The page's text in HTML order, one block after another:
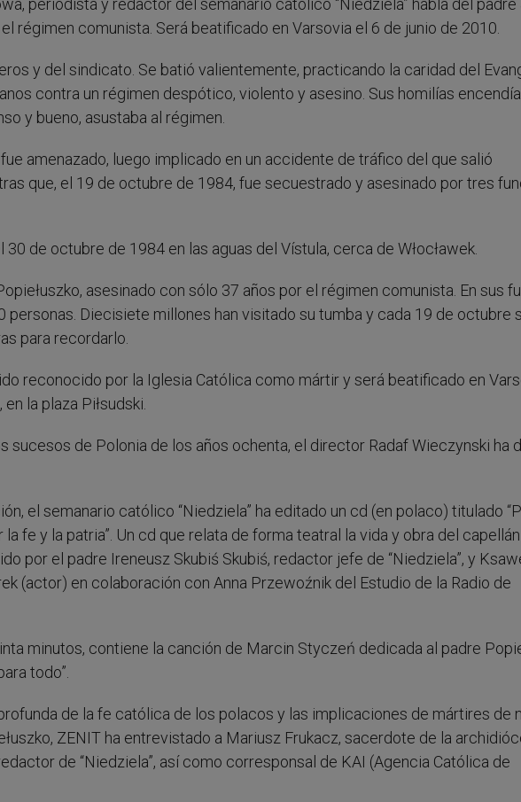
periodista y redactor del semanario católico “Niedziela” habla del
régimen comunista. Será beatificado en Varsovia el 6 de junio de 2010.
y del sindicato. Se batió valientemente, practicando la caridad del
contra un régimen despótico, violento y asesino. Sus homilías
y bueno, asustaba al régimen.
amenazado, luego implicado en un accidente de tráfico del que salió
que, el 19 de octubre de 1984, fue secuestrado y asesinado por tres
de octubre de 1984 en las aguas del Vístula, cerca de Włocławek.
asesinado con sólo 37 años por el régimen comunista. En sus
personas. Diecisiete millones han visitado su tumba y cada 19 de octubre
para recordarlo.
reconocido por la Iglesia Católica como mártir y será beatificado en
la plaza Piłsudski.
sucesos de Polonia de los años ochenta, el director Radaf Wieczynski ha
el semanario católico “Niedziela” ha editado un cd (en polaco) titulado
fe y la patria”. Un cd que relata de forma teatral la vida y obra del capellán
por el padre Ireneusz Skubiś Skubiś, redactor jefe de “Niedziela”, y
(actor) en colaboración con Anna Przewoźnik del Estudio de la Radio de
minutos, contiene la canción de Marcin Styczeń dedicada al padre
todo”.
de la fe católica de los polacos y las implicaciones de mártires de
ZENIT ha entrevistado a Mariusz Frukacz, sacerdote de la
de “Niedziela”, así como corresponsal de KAI (Agencia Católica de